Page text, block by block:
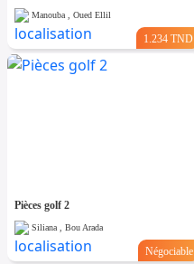
Manouba , Oued Ellil
1.234 TND
Pièces golf 2
Siliana , Bou Arada
Négociable